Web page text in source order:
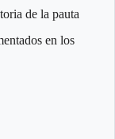
de la pauta
en los